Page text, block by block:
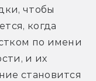
чтобы
когда
по имени
и их
становится